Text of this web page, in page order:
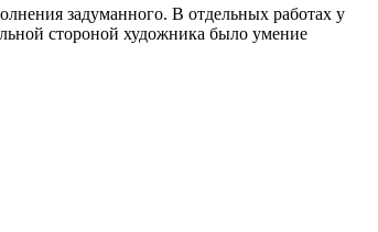
задуманного. В отдельных работах у
стороной художника было умение